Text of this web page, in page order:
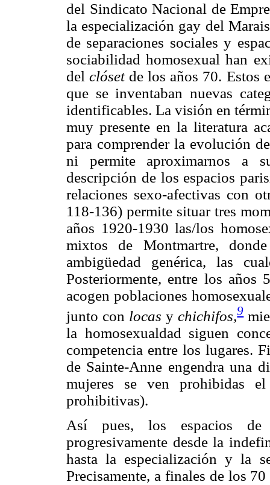
del Sindicato Nacional de
la especialización gay del
de separaciones sociales y
sociabilidad homosexual han
delclósetde los años 70. Estos
que se inventaban nuevas
identificables. La visión en
muy presente en la literatura
para comprender la evolución
ni permite aproximarnos a
descripción de los espacios
relaciones sexo-afectivas con
118-136) permite situar tres
años 1920-1930 las/los
mixtos de Montmartre,
ambigüedad genérica, las
Posteriormente, entre los años
acogen poblaciones
junto con locas ychichifos,9
la homosexualdad siguen
competencia entre los lugares.
de Sainte-Anne engendra una
mujeres se ven prohibidas
prohibitivas).
Así pues, los espacios de
progresivamente desde la
hasta la especialización y la
Precisamente, a finales de los